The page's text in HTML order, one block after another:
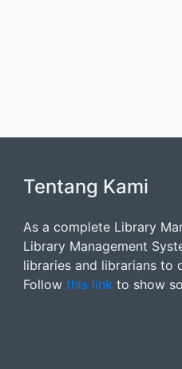
Tentang Kami
As a complete Library
Library Management
libraries and librarians to
Follow this link to show